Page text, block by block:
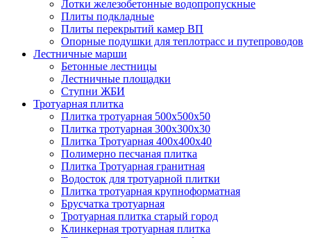
Лотки железобетонные водопропускные
Плиты подкладные
Плиты перекрытий камер ВП
Опорные подушки для теплотрасс и путепроводов
Лестничные марши
Бетонные лестницы
Лестничные площадки
Ступни ЖБИ
Тротуарная плитка
Плитка тротуарная 500х500х50
Плитка тротуарная 300х300х30
Плитка Тротуарная 400x400x40
Полимерно песчаная плитка
Плитка Тротуарная гранитная
Водосток для тротуарной плитки
Плитка тротуарная крупноформатная
Брусчатка тротуарная
Тротуарная плитка старый город
Клинкерная тротуарная плитка